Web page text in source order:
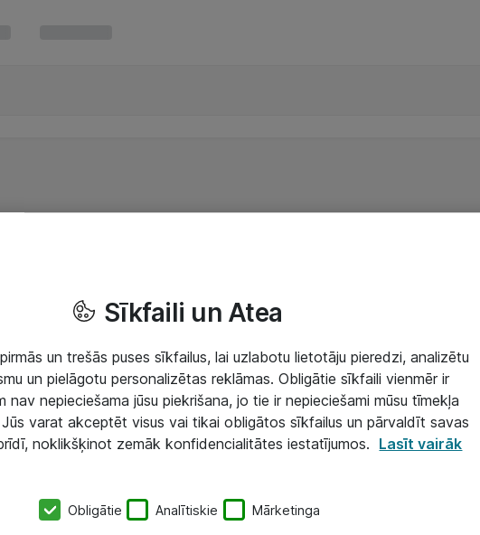
Sīkfaili un Atea
un trešās puses sīkfailus, lai uzlabotu lietotāju pieredzi, analizētu
un pielāgotu personalizētas reklāmas. Obligātie sīkfaili vienmēr ir
nav nepieciešama jūsu piekrišana, jo tie ir nepieciešami mūsu tīmekļa
varat akceptēt visus vai tikai obligātos sīkfailus un pārvaldīt savas
noklikšķinot zemāk konfidencialitātes iestatījumos. Lasīt vairāk
Obligātie Analītiskie Mārketinga